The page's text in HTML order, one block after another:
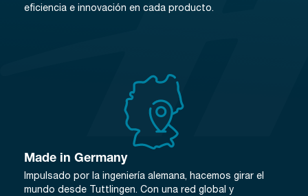
eficiencia e innovación en cada producto.
Made in Germany
Impulsado por la ingeniería alemana, hacemos girar el
mundo desde Tuttlingen. Con una red global y